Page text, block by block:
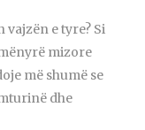
vajzën e tyre? Si
mizore
më shumë se
dhe